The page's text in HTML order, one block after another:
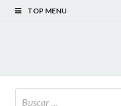
TOP MENU